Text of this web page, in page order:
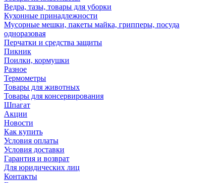
Ведра, тазы, товары для уборки
Кухонные принадлежности
Мусорные мешки, пакеты майка, грипперы, посуда
одноразовая
Перчатки и средства защиты
Пикник
Поилки, кормушки
Разное
Термометры
Товары для животных
Товары для консервирования
Шпагат
Акции
Новости
Как купить
Условия оплаты
Условия доставки
Гарантия и возврат
Для юридических лиц
Контакты